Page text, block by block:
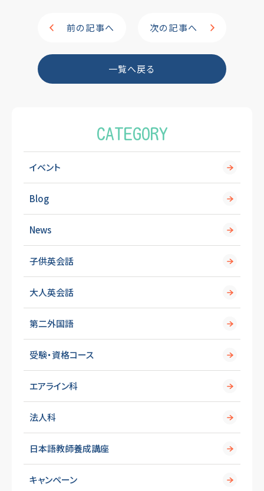
o
o
前の記事へ 次の記事へ
一覧へ戻る
CATEGORY
イベント
Blog
News
子供英会話
大人英会話
第二外国語
受験・資格コース
エアライン科
法人科
日本語教師養成講座
キャンペーン